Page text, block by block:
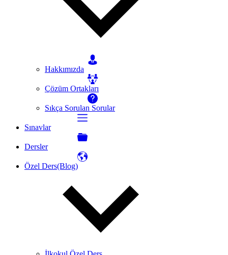
Hakkımızda
Çözüm Ortakları
Sıkça Sorulan Sorular
Sınavlar
Dersler
Özel Ders(Blog)